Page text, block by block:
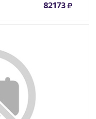
82173